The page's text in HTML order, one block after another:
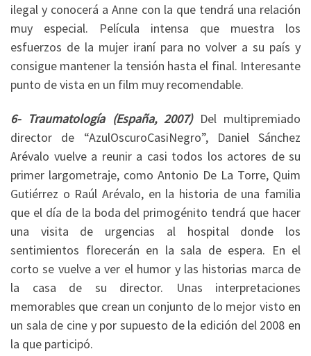
ilegal y conocerá a Anne con la que tendrá una relación
muy especial. Película intensa que muestra los
esfuerzos de la mujer iraní para no volver a su país y
consigue mantener la tensión hasta el final. Interesante
punto de vista en un film muy recomendable.
6- Traumatología (España, 2007)Del multipremiado
director de “AzulOscuroCasiNegro”, Daniel Sánchez
Arévalo vuelve a reunir a casi todos los actores de su
primer largometraje, como Antonio De La Torre, Quim
Gutiérrez o Raúl Arévalo, en la historia de una familia
que el día de la boda del primogénito tendrá que hacer
una visita de urgencias al hospital donde los
sentimientos florecerán en la sala de espera. En el
corto se vuelve a ver el humor y las historias marca de
la casa de su director. Unas interpretaciones
memorables que crean un conjunto de lo mejor visto en
un sala de cine y por supuesto de la edición del 2008 en
la que participó.